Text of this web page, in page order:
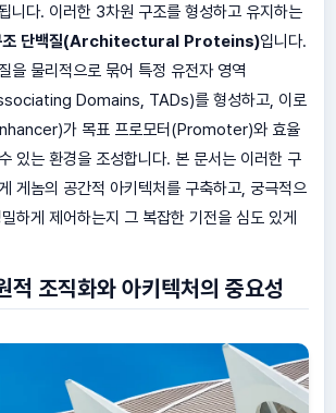
니다. 이러한 3차원 구조를 형성하고 유지하는
조 단백질(Architectural Proteins)입니다.
을 물리적으로 묶어 특정 유전자 영역
Domains, TADs)를 형성하고, 이로
가 목표 프로모터(Promoter)와 효율
있는 환경을 조성합니다. 본 문서는 이러한 구
게놈의 공간적 아키텍처를 구축하고, 궁극적으
하게 제어하는지 그 복잡한 기전을 심도 있게
적 조직화와 아키텍처의 중요성